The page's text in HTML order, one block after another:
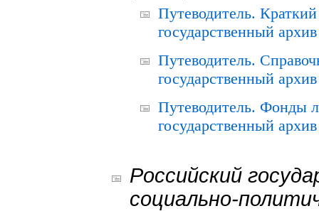
Путеводитель.
государственный
Путеводитель.
государственный
Путеводитель. Фонды
государственный
Российский
социально-